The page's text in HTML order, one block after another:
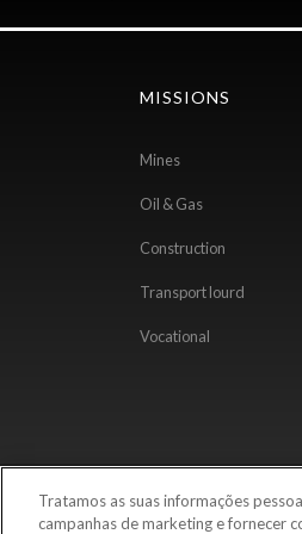
MISSIONS
Mines
Oil & Gas
Construction
Transport lourd
Vocational
Termes et Conditions
Tratamos as suas informações
campanhas de marketing e fornecer